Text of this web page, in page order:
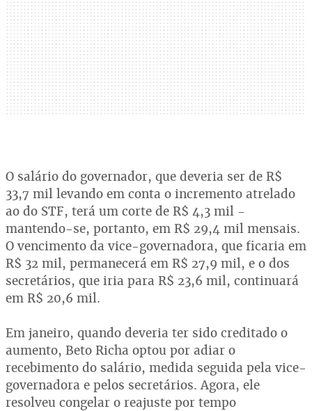
O salário do governador, que deveria ser de R$
33,7 mil levando em conta o incremento atrelado
ao do STF, terá um corte de R$ 4,3 mil -
mantendo-se, portanto, em R$ 29,4 mil mensais.
O vencimento da vice-governadora, que ficaria em
R$ 32 mil, permanecerá em R$ 27,9 mil, e o dos
secretários, que iria para R$ 23,6 mil, continuará
em R$ 20,6 mil.
Em janeiro, quando deveria ter sido creditado o
aumento, Beto Richa optou por adiar o
recebimento do salário, medida seguida pela vice-
governadora e pelos secretários. Agora, ele
resolveu congelar o reajuste por tempo